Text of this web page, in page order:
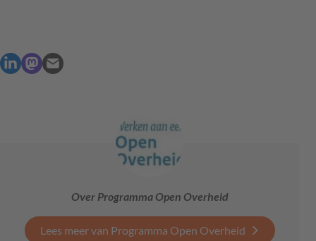
Over Programma Open Overheid
Lees meer van Programma Open Overheid